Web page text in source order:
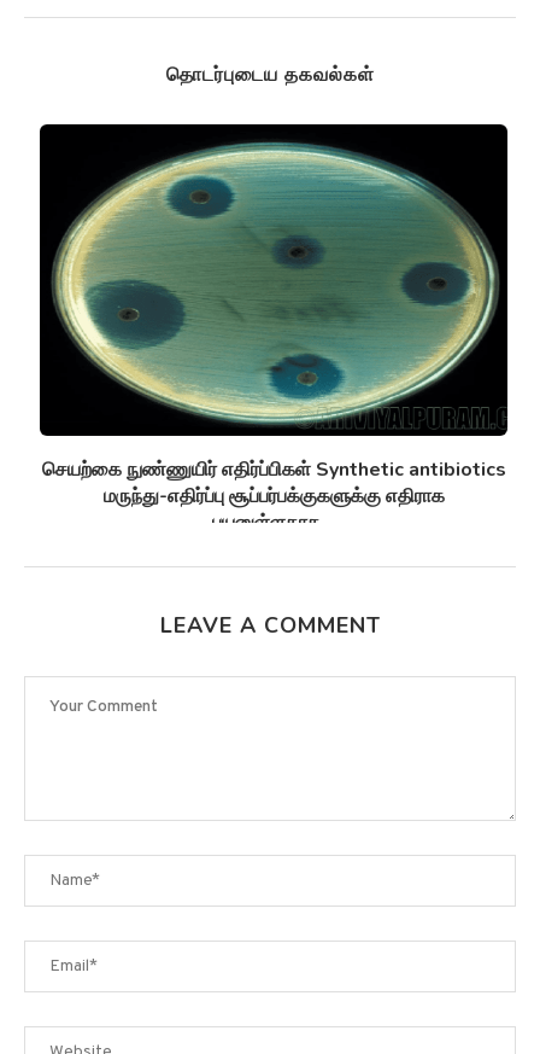
தொடர்புடைய தகவல்கள்
செயற்கை நுண்ணுயிர் எதிர்ப்பிகள் Synthetic antibiotics
மருந்து-எதிர்ப்பு சூப்பர்பக்குகளுக்கு எதிராக
பயனுள்ளதாக...
LEAVE A COMMENT